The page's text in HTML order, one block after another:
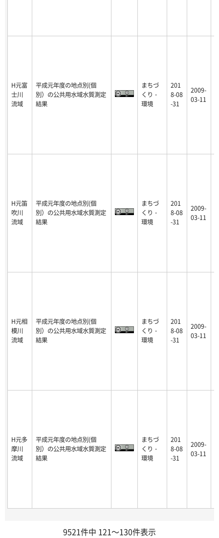
H元富
士川
流域
平成元年度の地点別(個
別）の公共用水域水質測定
結果
まちづ
くり・
環境
201
8-08
-31
2009-
03-11
H元笛
吹川
流域
平成元年度の地点別(個
別）の公共用水域水質測定
結果
まちづ
くり・
環境
201
8-08
-31
2009-
03-11
H元相
模川
流域
平成元年度の地点別(個
別）の公共用水域水質測定
結果
まちづ
くり・
環境
201
8-08
-31
2009-
03-11
H元多
摩川
流域
平成元年度の地点別(個
別）の公共用水域水質測定
結果
まちづ
くり・
環境
201
8-08
-31
2009-
03-11
9521件中 121～130件表示